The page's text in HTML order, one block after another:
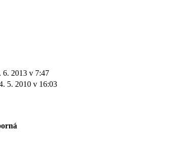
6. 2013 v 7:47
5. 2010 v 16:03